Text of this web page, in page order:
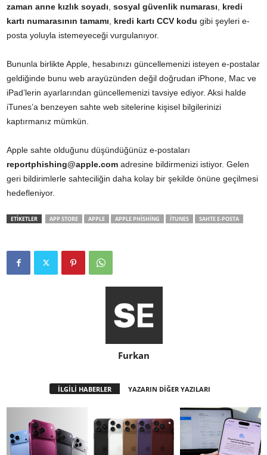
zaman anne kızlık soyadı sosyal güvenlik numarası
kredi
kartı numarasının tamamı
kredi kartı CCV kodu gibi şeyleri e-
posta yoluyla istemeyeceği vurgulanıyor.
Bununla birlikte Apple, hesabınızı güncellemenizi isteyen e-postalar
geldiğinde bunu web arayüzünden değil doğrudan iPhone, Mac ve
iPad’lerin ayarlarından güncellemenizi tavsiye ediyor. Aksi halde
iTunes’a benzeyen sahte web sitelerine kişisel bilgilerinizi
kaptırmanız mümkün.
Apple sahte olduğunu düşündüğünüz e-postaları
reportphishing@apple.com adresine bildirmenizi istiyor. Gelen
geri bildirimlerle sahteciliğin daha kolay bir şekilde önüne geçilmesi
hedefleniyor.
ETİKETLER APP STORE APPLE APPLE PHISHING ITUNES SAHTE E-POSTA
Furkan
İLGİLİ HABERLER YAZARIN DİĞER YAZILARI